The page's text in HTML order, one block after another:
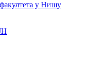
у Нишу